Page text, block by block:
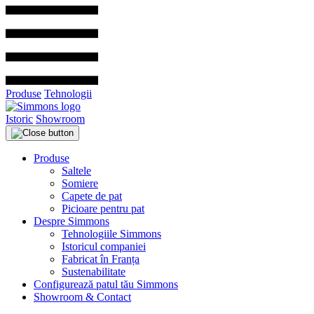
Produse Tehnologii
Istoric Showroom
Produse
Saltele
Somiere
Capete de pat
Picioare pentru pat
Despre Simmons
Tehnologiile Simmons
Istoricul companiei
Fabricat în Franța
Sustenabilitate
Configurează patul tău Simmons
Showroom & Contact